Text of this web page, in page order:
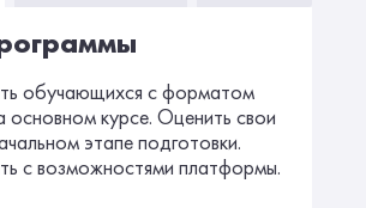
обучающихся с форматом
основном курсе. Оценить свои
этапе подготовки.
с возможностями платформы.